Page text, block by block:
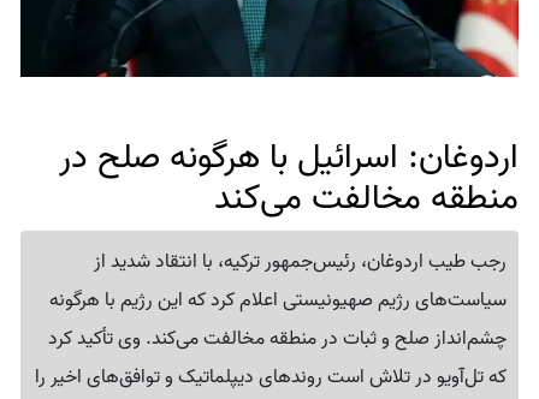
اردوغان: اسرائیل با هرگونه صلح در
منطقه مخالفت می‌کند
رجب طیب اردوغان، رئیس‌جمهور ترکیه، با انتقاد شدید از
سیاست‌های رژیم صهیونیستی اعلام کرد که این رژیم با هرگونه
چشم‌انداز صلح و ثبات در منطقه مخالفت می‌کند. وی تأکید کرد
که تل‌آویو در تلاش است روندهای دیپلماتیک و توافق‌های اخیر را